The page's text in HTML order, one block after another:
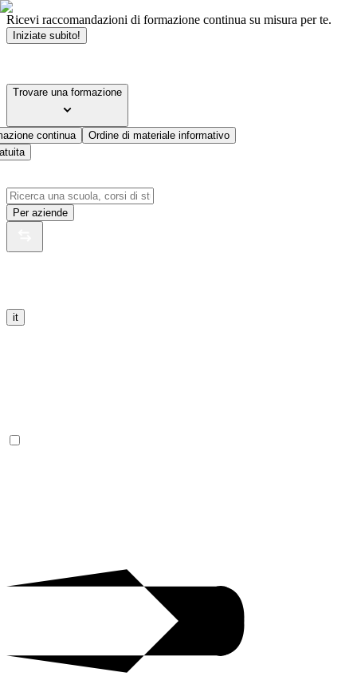
Ricevi raccomandazioni di formazione continua su misura per te.
Iniziate subito!
Trovare una formazione
continua
Ordine di materiale informativo
Per aziende
it